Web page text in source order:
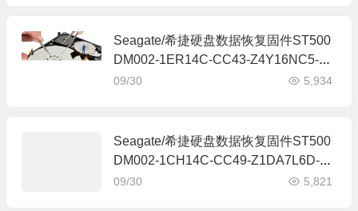
Seagate/希捷硬盘数据恢复固件ST500
DM002-1ER14C-CC43-Z4Y16NC5-P
C3000全套
09/30 5,934
Seagate/希捷硬盘数据恢复固件ST500
DM002-1CH14C-CC49-Z1DA7L6D-P
C3000全套
09/30 5,821